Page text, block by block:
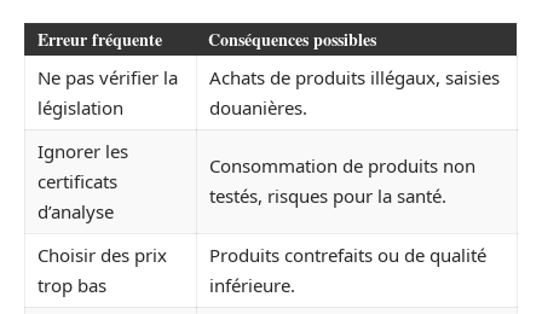
Erreur fréquente Conséquences possibles
Ne pas vérifier la
législation
Achats de produits illégaux, saisies
douanières.
Ignorer les
certificats
d’analyse
Consommation de produits non
testés, risques pour la santé.
Choisir des prix
trop bas
Produits contrefaits ou de qualité
inférieure.